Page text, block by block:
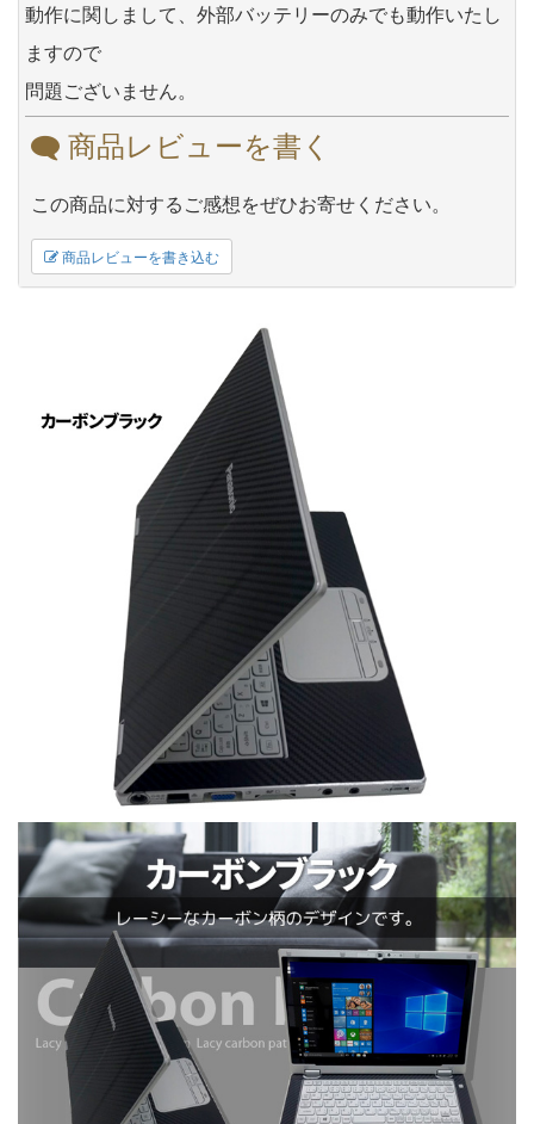
動作に関しまして、外部バッテリーのみでも動作いたし
ますので
問題ございません。
商品レビューを書く
この商品に対するご感想をぜひお寄せください。
商品レビューを書き込む